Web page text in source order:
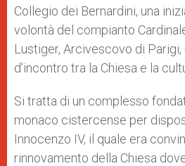
Collegio dei Bernardini, una
volontà del compianto
Lustiger, Arcivescovo di
d’incontro tra la Chiesa e la
Si tratta di un complesso
monaco cistercense per
Innocenzo IV, il quale era
rinnovamento della Chiesa